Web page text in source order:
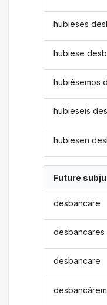
hubieses
hubiese
hubiésemos
hubieseis
hubiesen
Future
desbancare
desbancares
desbancare